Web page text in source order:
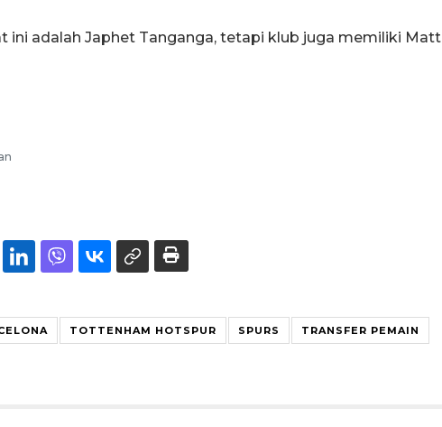
ini adalah Japhet Tanganga, tetapi klub juga memiliki Matt
TOTTENHAM HOTSPUR SPURS TRANSFER PEMAIN